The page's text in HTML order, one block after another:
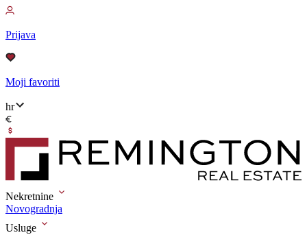
Prijava
Moji favoriti
hr
Nekretnine
Novogradnja
Usluge